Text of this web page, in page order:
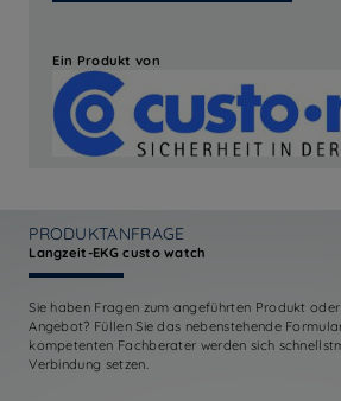
Ein Produkt von
PRODUKTANFRAGE
Langzeit-EKG custo watch
Sie haben Fragen zum angeführten Produkt
Angebot? Füllen Sie das nebenstehende
kompetenten Fachberater werden sich
Verbindung setzen.